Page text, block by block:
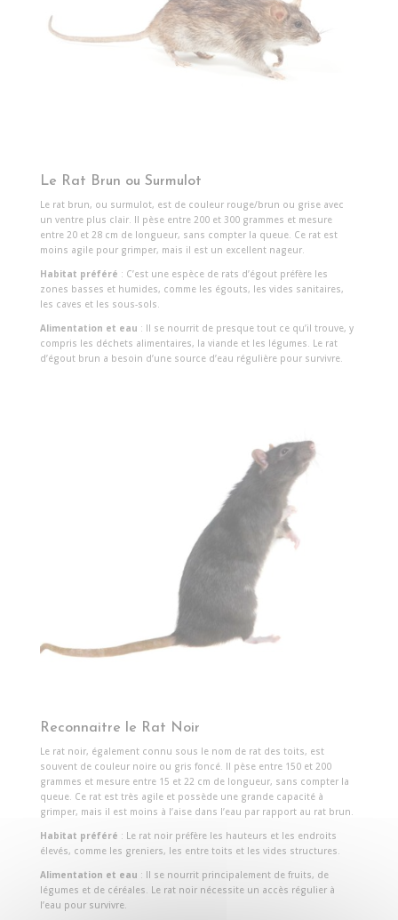
Le Rat Brun ou Surmulot
Le rat brun, ou surmulot, est de couleur rouge/brun ou grise avec
un ventre plus clair. Il pèse entre 200 et 300 grammes et mesure
entre 20 et 28 cm de longueur, sans compter la queue. Ce rat est
moins agile pour grimper, mais il est un excellent nageur.
Habitat préféré : C’est une espèce de rats d’égout préfère les
zones basses et humides, comme les égouts, les vides sanitaires,
les caves et les sous-sols.
Alimentation et eau : Il se nourrit de presque tout ce qu’il trouve, y
compris les déchets alimentaires, la viande et les légumes. Le rat
d’égout brun a besoin d’une source d’eau régulière pour survivre.
Reconnaitre le Rat Noir
Le rat noir, également connu sous le nom de rat des toits, est
souvent de couleur noire ou gris foncé. Il pèse entre 150 et 200
grammes et mesure entre 15 et 22 cm de longueur, sans compter la
queue. Ce rat est très agile et possède une grande capacité à
grimper, mais il est moins à l’aise dans l’eau par rapport au rat brun.
Habitat préféré : Le rat noir préfère les hauteurs et les endroits
élevés, comme les greniers, les entre toits et les vides structures.
Alimentation et eau : Il se nourrit principalement de fruits, de
légumes et de céréales. Le rat noir nécessite un accès régulier à
l’eau pour survivre.